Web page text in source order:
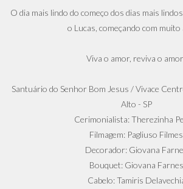
O dia mais lindo do começo dos dias mais
o Lucas, começando com muito
Viva o amor, reviva o
Santuário do Senhor Bom Jesus / Vivace
Alto - SP
Cerimonialista: Therezinha
Filmagem: Pagliuso Filmes
Decorador: Giovana
Bouquet: Giovana Farnes
Cabelo: Tamiris